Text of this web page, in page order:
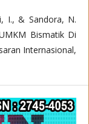
I., & Sandora, N.
Bismatik Di
Internasional,